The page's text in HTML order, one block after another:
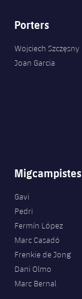
Porters
Wojciech Szczęsny
Joan Garcia
Migcampistes
Gavi
Pedri
Fermín López
Marc Casadó
Frenkie de Jong
Dani Olmo
Marc Bernal